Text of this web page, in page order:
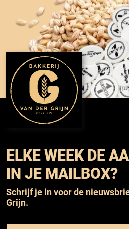
ELKE WEEK DE
IN JE MAILBOX?
Schrijf je in voor de
Grijn.